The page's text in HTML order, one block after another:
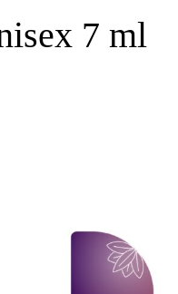
7 ml